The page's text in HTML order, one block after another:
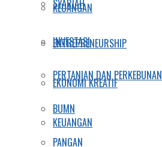
KEUANGAN
INVESTASI
PERTANIAN DAN PERKEBUNAN
BUMN
PANGAN
SYARIAH
ENTREPRENEURSHIP
EKONOMI KREATIF
KEUANGAN